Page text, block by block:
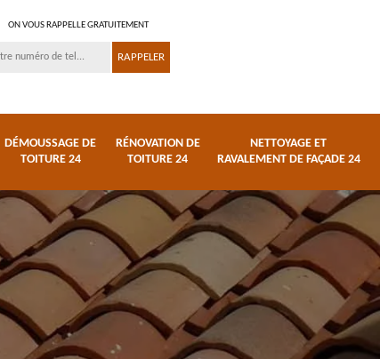
ON VOUS RAPPELLE GRATUITEMENT
DÉMOUSSAGE DE
TOITURE 24
RÉNOVATION DE
TOITURE 24
NETTOYAGE ET
RAVALEMENT DE FAÇADE 24
Réparation de toiture
Urgence fuite de
toiture 24